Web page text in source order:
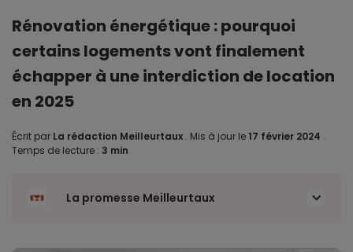
Rénovation énergétique : pourquoi
certains logements vont finalement
échapper à une interdiction de location
en 2025
Écrit par La rédaction Meilleurtaux . Mis à jour le 17 février 2024 .
Temps de lecture : 3 min
La promesse Meilleurtaux